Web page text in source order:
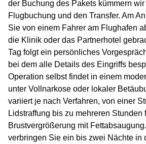
der Buchung des Pakets kümmern
Flugbuchung und den Transfer. Am
Sie von einem Fahrer am Flughafen
die Klinik oder das Partnerhotel
Tag folgt ein persönliches
bei dem alle Details des Eingriffs
Operation selbst findet in einem
unter Vollnarkose oder lokaler
variiert je nach Verfahren, von einer
Lidstraffung bis zu mehreren Stunden
Brustvergrößerung mit
verbringen Sie ein bis zwei Nächte in